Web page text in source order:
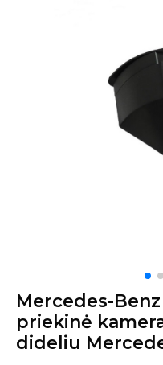
Mercedes-
priekinė
dideliu